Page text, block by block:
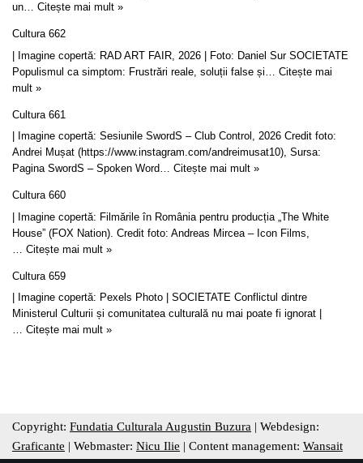
un… Citește mai mult »
Cultura 662
| Imagine copertă: RAD ART FAIR, 2026 | Foto: Daniel Sur SOCIETATE
Populismul ca simptom: Frustrări reale, soluții false și… Citește mai
mult »
Cultura 661
| Imagine copertă: Sesiunile SwordS – Club Control, 2026 Credit foto:
Andrei Mușat (https://www.instagram.com/andreimusat10), Sursa:
Pagina SwordS – Spoken Word… Citește mai mult »
Cultura 660
| Imagine copertă: Filmările în România pentru producția „The White
House” (FOX Nation). Credit foto: Andreas Mircea – Icon Films,
Citește mai mult »
Cultura 659
| Imagine copertă: Pexels Photo | SOCIETATE Conflictul dintre
Ministerul Culturii și comunitatea culturală nu mai poate fi ignorat |
… Citește mai mult »
Copyright: Fundatia Culturala Augustin Buzura | Webdesign:
Graficante | Webmaster: Nicu Ilie | Content management: Wansait